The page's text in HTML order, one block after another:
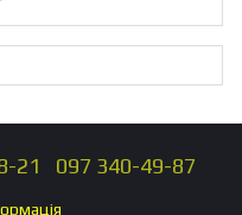
21 097 340-49-87